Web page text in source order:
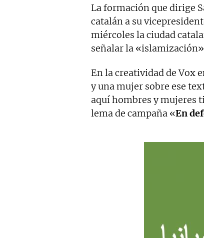
La formación que dirige
catalán a su
miércoles la ciudad
señalar la
En la creatividad de Vox
y una mujer sobre ese
aquí hombres y mujeres
lema de campaña «En